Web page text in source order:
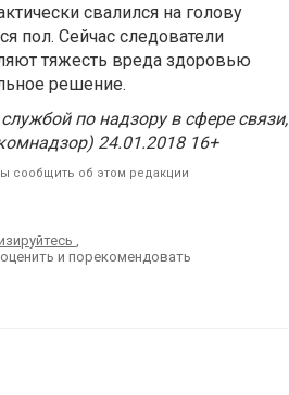
свалился на голову
пол. Сейчас следователи
тяжесть вреда здоровью
решение.
по надзору в сфере связи,
24.01.2018 16+
сообщить об этом редакции
и порекомендовать